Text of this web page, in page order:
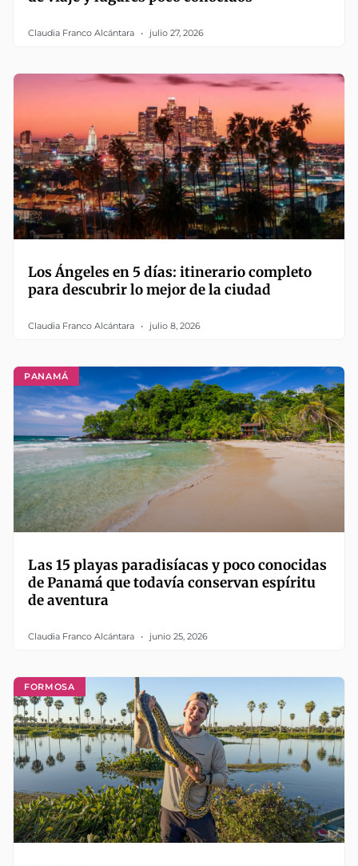
Claudia Franco Alcántara julio 27, 2026
Los Ángeles en 5 días: itinerario completo
para descubrir lo mejor de la ciudad
Claudia Franco Alcántara julio 8, 2026
PANAMÁ
Las 15 playas paradisíacas y poco conocidas
de Panamá que todavía conservan espíritu
de aventura
Claudia Franco Alcántara junio 25, 2026
FORMOSA